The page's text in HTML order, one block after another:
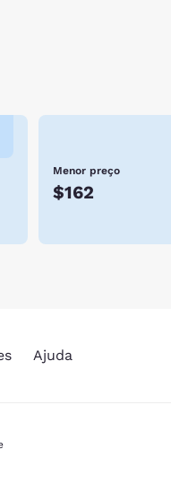
Menor preço
$162
Ajuda